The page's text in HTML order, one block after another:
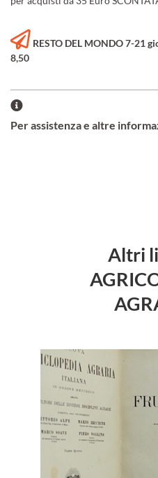
RESTO DEL MONDO 7-21
8,50
Per assistenza e altre
Altri